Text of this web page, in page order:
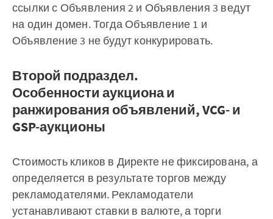
ссылки с Объявления 2 и Объявления 3 ведут
на один домен. Тогда Объявление 1 и
Объявление 3 не будут конкурировать.
Второй подраздел.
Особенности аукциона и
ранжирования объявлений, VCG- и
GSP-аукционы
Стоимость кликов в Директе не фиксирована, а
определяется в результате торгов между
рекламодателями. Рекламодатели
устанавливают ставки в валюте, а торги